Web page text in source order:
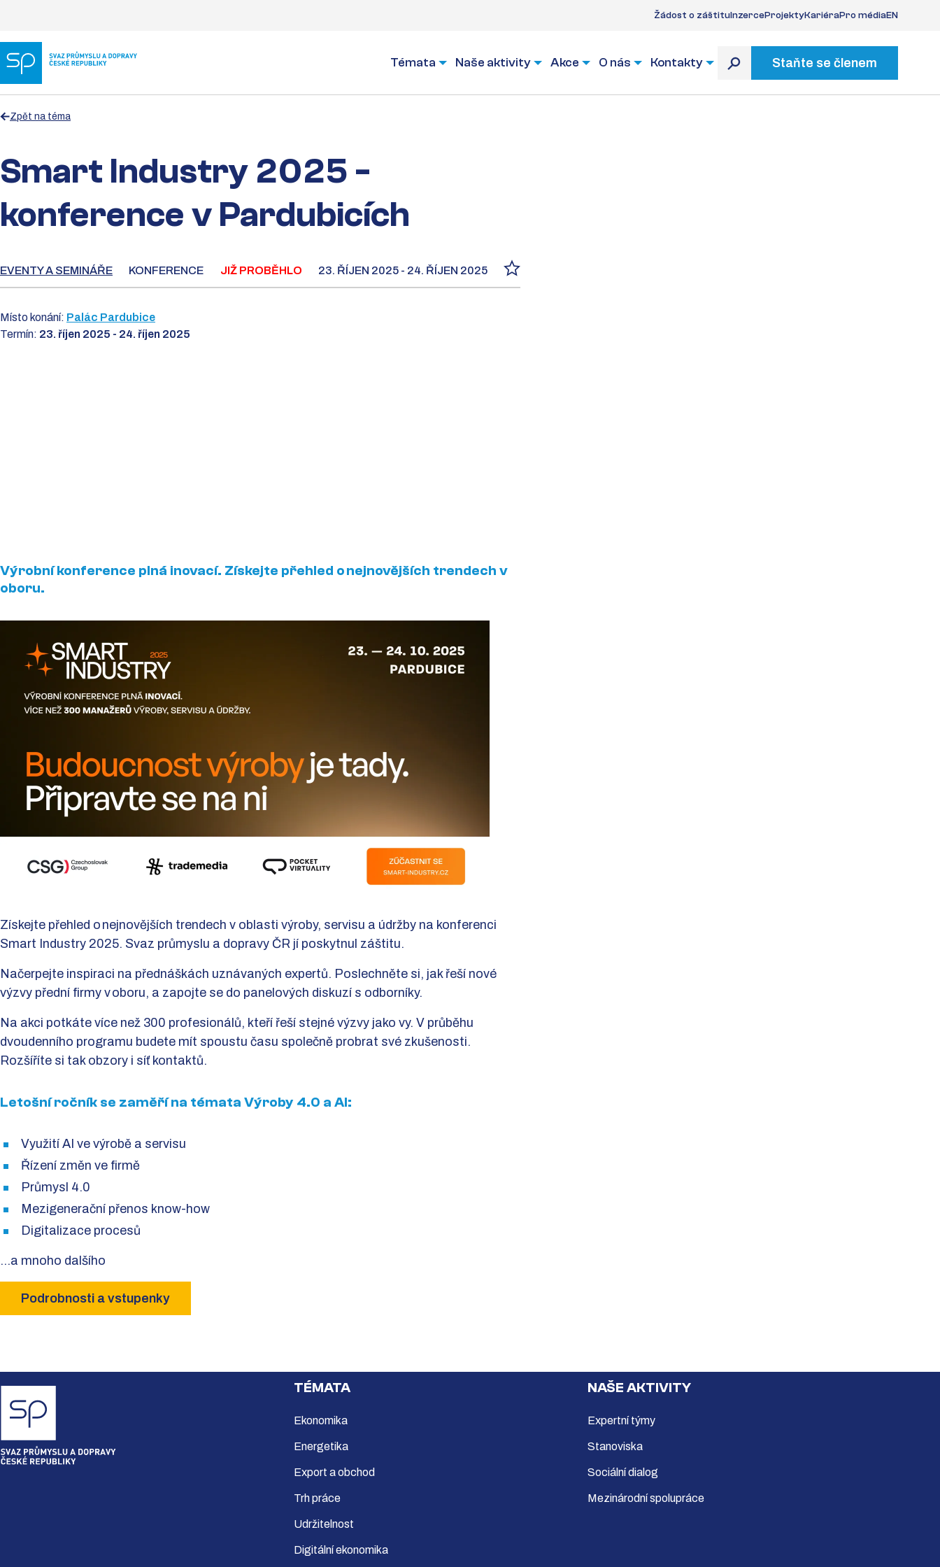
Žádost o záštituInzerceProjektyKariéraPro médiaEN
Témata Naše aktivity Akce O nás Kontakty Staňte se členem
Zpět na téma
Smart Industry 2025 -
konference v Pardubicích
EVENTY A SEMINÁŘE KONFERENCE JIŽ PROBĚHLO 23. ŘÍJEN 2025 - 24. ŘÍJEN 2025
Místo konání: Palác Pardubice
Termín: 23. říjen 2025 - 24. říjen 2025
Výrobní konference plná inovací. Získejte přehled o nejnovějších trendech v
oboru.
Získejte přehled o nejnovějších trendech v oblasti výroby, servisu a údržby na konferenci
Smart Industry 2025. Svaz průmyslu a dopravy ČR jí poskytnul záštitu.
Načerpejte inspiraci na přednáškách uznávaných expertů. Poslechněte si, jak řeší nové
výzvy přední firmy v oboru, a zapojte se do panelových diskuzí s odborníky.
Na akci potkáte více než 300 profesionálů, kteří řeší stejné výzvy jako vy. V průběhu
dvoudenního programu budete mít spoustu času společně probrat své zkušenosti.
Rozšíříte si tak obzory i síť kontaktů.
Letošní ročník se zaměří na témata Výroby 4.0 a AI:
Využití AI ve výrobě a servisu
Řízení změn ve firmě
Průmysl 4.0
Mezigenerační přenos know-how
Digitalizace procesů
...a mnoho dalšího
Podrobnosti a vstupenky
TÉMATA
Ekonomika
Energetika
Export a obchod
Trh práce
Udržitelnost
Digitální ekonomika
NAŠE AKTIVITY
Expertní týmy
Stanoviska
Sociální dialog
Mezinárodní spolupráce